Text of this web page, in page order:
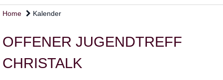
Home Kalender
OFFENER JUGENDTREFF
CHRISTALK